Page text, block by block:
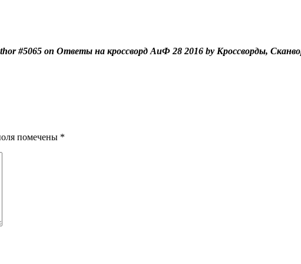
#5065 on Ответы на кроссворд АиФ 28 2016 by Кроссворды,
помечены *